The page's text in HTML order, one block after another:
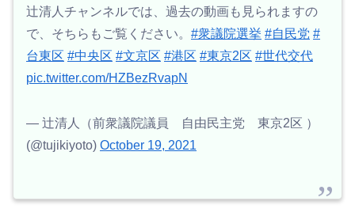
辻清人チャンネルでは、過去の動画も見られますの
で、そちらもご覧ください。 #衆議院選挙 #自民党 #
台東区 #中央区 #文京区 #港区 #東京2区 #世代交代
pic.twitter.com/HZBezRvapN
— 辻清人（前衆議院議員 自由民主党 東京2区 ）
(@tujikiyoto) October 19, 2021